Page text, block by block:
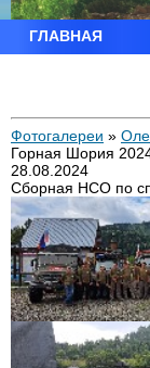
ГЛАВНАЯ
Фотогалереи »
Горная Шория
28.08.2024
Сборная НСО по